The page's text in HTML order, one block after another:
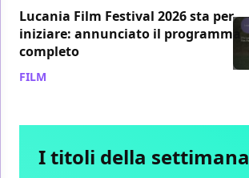
Lucania Film Festival 2026 sta per
iniziare: annunciato il programma
completo
FILM
I titoli della settimana